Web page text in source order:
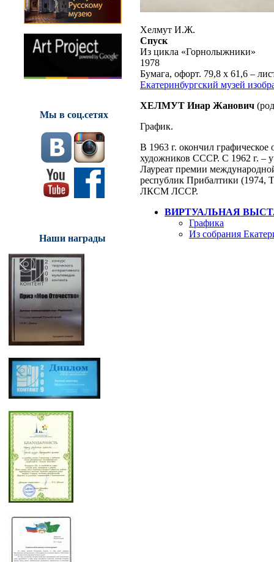
Мы в соц.сетях
Наши награды
Хелмут И.Ж.
Спуск
Из цикла «Горнолыжники»
1978
Бумага, офорт. 79,8 х 61,6 –
Екатеринбургский музей
ХЕЛМУТ Инар Жанович
График.
В 1963 г. окончил
художников СССР. С 1962 г. –
Лауреат премии
республик Прибалтики (1974,
ЛКСМ ЛССР.
ВИРТУАЛЬНАЯ
Графика
Из собрания